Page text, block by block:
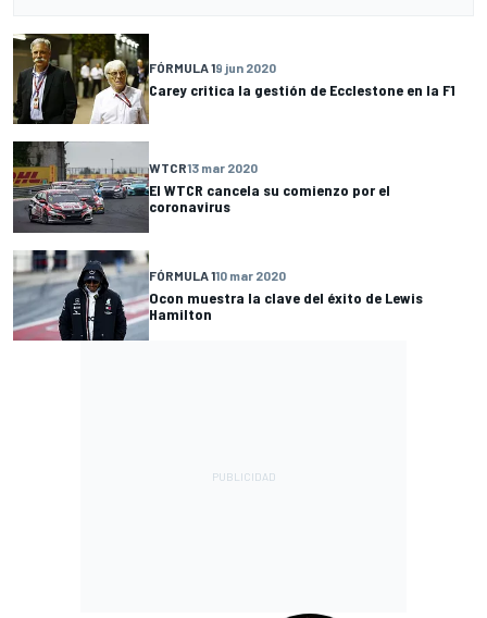
FÓRMULA 19 jun 2020
Carey critica la gestión de Ecclestone en la F1
WTCR13 mar 2020
El WTCR cancela su comienzo por el
coronavirus
FÓRMULA 110 mar 2020
Ocon muestra la clave del éxito de Lewis
Hamilton